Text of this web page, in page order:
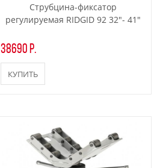
Струбцина-фиксатор
регулируемая RIDGID 92 32"- 41"
38690 р.
КУПИТЬ